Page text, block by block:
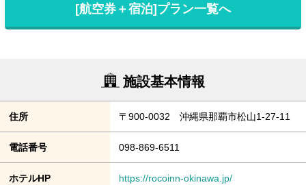
[航空券＋宿泊]プラン一覧へ
施設基本情報
住所 〒900-0032 沖縄県那覇市松山1-27-11
電話番号 098-869-6511
ホテルHP https://rocoinn-okinawa.jp/